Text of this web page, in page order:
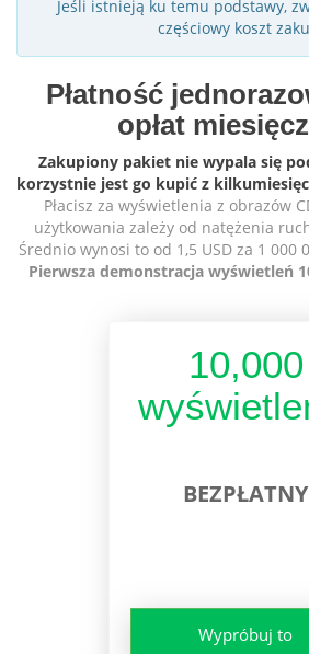
Jeśli istnieją ku temu podstawy,
częściowy koszt
Płatność
opłat
Zakupiony pakiet nie wypala się
korzystnie jest go kupić z
Płacisz za wyświetlenia z obrazów
użytkowania zależy od natężenia
Średnio wynosi to od 1,5 USD za 1 000
Pierwsza demonstracja wyświetleń
10,000
BEZPŁATNY
Wypróbuj to